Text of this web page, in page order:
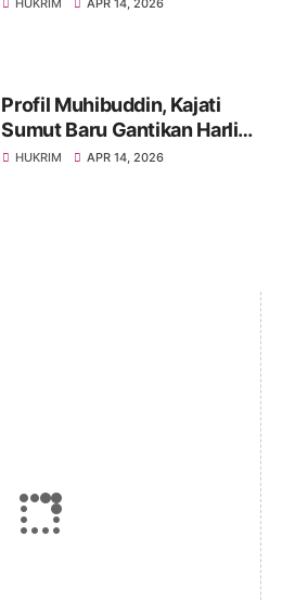
HUKRIM APR 14, 2026
Profil Muhibuddin, Kajati
Sumut Baru Gantikan Harli
Siregar, Berpengalaman di
HUKRIM APR 14, 2026